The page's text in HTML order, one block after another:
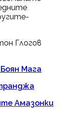
Глогов
Мага
Амазонки